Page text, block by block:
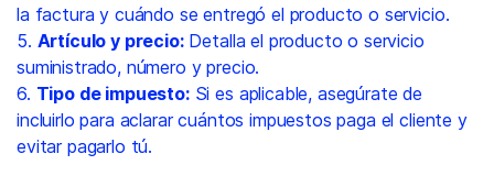
la factura y cuándo se entregó el producto o servicio.
5. Artículo y precio:Detalla el producto o servicio
suministrado, número y precio.
6. Tipo de impuesto:Si es aplicable, asegúrate de
incluirlo para aclarar cuántos impuestos paga el cliente y
evitar pagarlo tú.